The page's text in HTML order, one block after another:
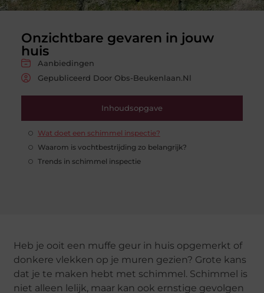
Onzichtbare gevaren in jouw
huis
Aanbiedingen
Gepubliceerd Door Obs-Beukenlaan.nl
Inhoudsopgave
Wat doet een schimmel inspectie?
Waarom is vochtbestrijding zo belangrijk?
Trends in schimmel inspectie
Heb je ooit een muffe geur in huis opgemerkt of
donkere vlekken op je muren gezien? Grote kans
dat je te maken hebt met schimmel. Schimmel is
niet alleen lelijk, maar kan ook ernstige gevolgen